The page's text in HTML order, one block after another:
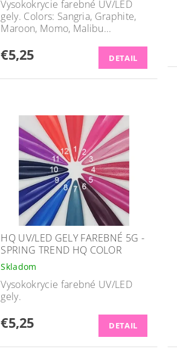
Vysokokrycie farebné UV/LED
gely. Colors: Sangria, Graphite,
Maroon, Momo, Malibu...
€5,25 DETAIL
HQ UV/LED GELY FAREBNÉ 5G -
SPRING TREND HQ COLOR
Skladom
Vysokokrycie farebné UV/LED
gely.
€5,25 DETAIL